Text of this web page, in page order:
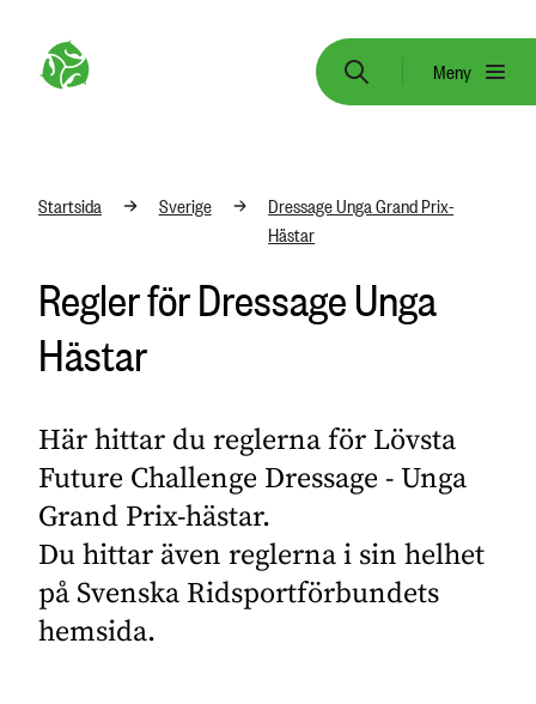
Meny
Startsida Sverige
Dressage Unga Grand Prix-
Hästar
Regler för Dressage Unga
Hästar
Här hittar du reglerna för Lövsta
Future Challenge Dressage - Unga
Grand Prix-hästar.
Du hittar även reglerna i sin helhet
på Svenska Ridsportförbundets
hemsida.